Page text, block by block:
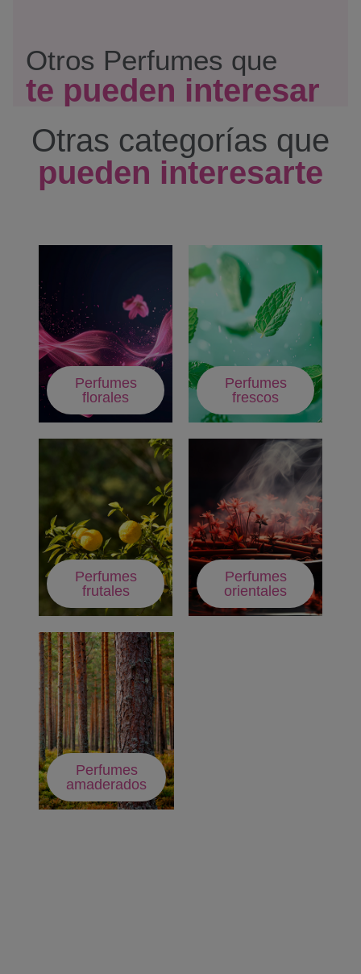
Otros Perfumes que
te pueden interesar
Otras categorías que
pueden interesarte
Perfumes
florales
Perfumes
frescos
Perfumes
frutales
Perfumes
orientales
Perfumes
amaderados